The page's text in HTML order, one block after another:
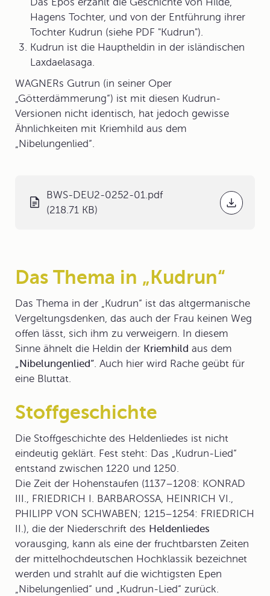
Hagens Tochter, und von der Entführung ihrer
Tochter Kudrun (siehe PDF "Kudrun").
Kudrun ist die Hauptheldin in der isländischen
Laxdaelasaga.
WAGNERs Gutrun (in seiner Oper
„Götterdämmerung“) ist mit diesen Kudrun-
Versionen nicht identisch, hat jedoch gewisse
Ähnlichkeiten mit Kriemhild aus dem
„Nibelungenlied“.
BWS-DEU2-0252-01.pdf
(218.71 KB)
Das Thema in „Kudrun“
Das Thema in der „Kudrun“ ist das altgermanische
Vergeltungsdenken, das auch der Frau keinen Weg
offen lässt, sich ihm zu verweigern. In diesem
Sinne ähnelt die Heldin der Kriemhild aus dem
„Nibelungenlied“. Auch hier wird Rache geübt für
eine Bluttat.
Stoffgeschichte
Die Stoffgeschichte des Heldenliedes ist nicht
eindeutig geklärt. Fest steht: Das „Kudrun-Lied“
entstand zwischen 1220 und 1250.
Die Zeit der Hohenstaufen (1137–1208: KONRAD
III., FRIEDRICH I. BARBAROSSA, HEINRICH VI.,
PHILIPP VON SCHWABEN; 1215–1254: FRIEDRICH
II.), die der Niederschrift des Heldenliedes
vorausging, kann als eine der fruchtbarsten Zeiten
der mittelhochdeutschen Hochklassik bezeichnet
werden und strahlt auf die wichtigsten Epen
„Nibelungenlied“ und „Kudrun-Lied“ zurück.